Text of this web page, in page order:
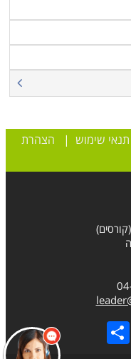
תנאי שימוש | הצהרת
Share